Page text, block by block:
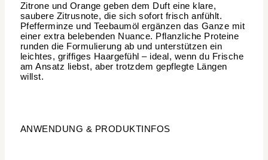
Zitrone und Orange geben dem Duft eine klare,
saubere Zitrusnote, die sich sofort frisch anfühlt.
Pfefferminze und Teebaumöl ergänzen das Ganze mit
einer extra belebenden Nuance. Pflanzliche Proteine
runden die Formulierung ab und unterstützen ein
leichtes, griffiges Haargefühl – ideal, wenn du Frische
am Ansatz liebst, aber trotzdem gepflegte Längen
willst.
ANWENDUNG & PRODUKTINFOS